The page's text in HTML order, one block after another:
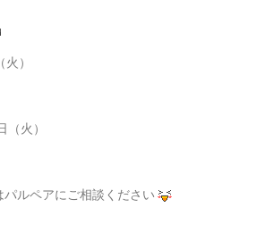
火）
火）
ルペアにご相談ください